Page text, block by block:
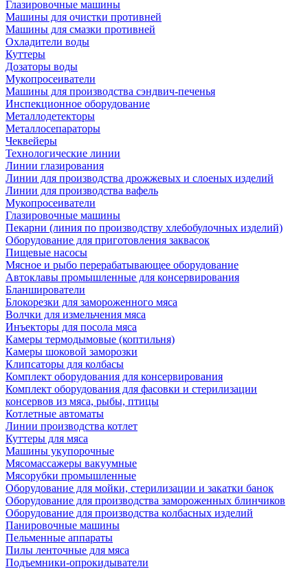
Глазировочные машины
Машины для очистки противней
Машины для смазки противней
Охладители воды
Куттеры
Дозаторы воды
Мукопросеиватели
Машины для производства сэндвич-печенья
Инспекционное оборудование
Металлодетекторы
Металлосепараторы
Чеквейеры
Технологические линии
Линии глазирования
Линии для производства дрожжевых и слоеных изделий
Линии для производства вафель
Мукопросеиватели
Глазировочные машины
Пекарни (линия по производству хлебобулочных изделий)
Оборудование для приготовления заквасок
Пищевые насосы
Мясное и рыбо перерабатывающее оборудование
Автоклавы промышленные для консервирования
Бланширователи
Блокорезки для замороженного мяса
Волчки для измельчения мяса
Инъекторы для посола мяса
Камеры термодымовые (коптильня)
Камеры шоковой заморозки
Клипсаторы для колбасы
Комплект оборудования для консервирования
Комплект оборудования для фасовки и стерилизации
консервов из мяса, рыбы, птицы
Котлетные автоматы
Линии производства котлет
Куттеры для мяса
Машины укупорочные
Мясомассажеры вакуумные
Мясорубки промышленные
Оборудование для мойки, стерилизации и закатки банок
Оборудование для производства замороженных блинчиков
Оборудование для производства колбасных изделий
Панировочные машины
Пельменные аппараты
Пилы ленточные для мяса
Подъемники-опрокидыватели